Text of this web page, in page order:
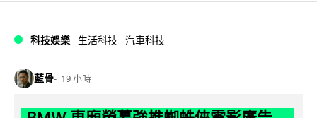
科技娛樂 生活科技 汽車科技
藍骨 19 小時